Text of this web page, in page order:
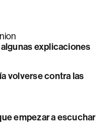
explicaciones
volverse contra las
empezar a escuchar